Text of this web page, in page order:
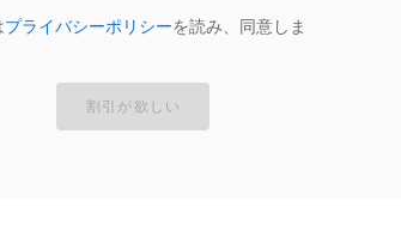
プライバシーポリシーを読み、同意しま
割引が欲しい